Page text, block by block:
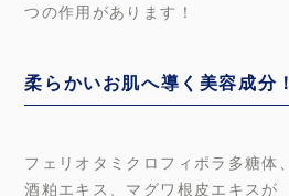
つの作用があります！
柔らかいお肌へ導く美容成分！
フェリオタミクロフィポラ多糖体、
酒粕エキス、マグワ根皮エキスが